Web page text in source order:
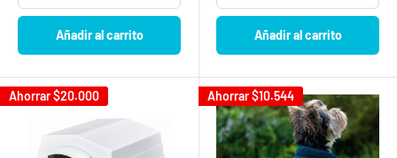
Añadir al carrito Añadir al carrito
Ahorrar$20.000 Ahorrar$10.544